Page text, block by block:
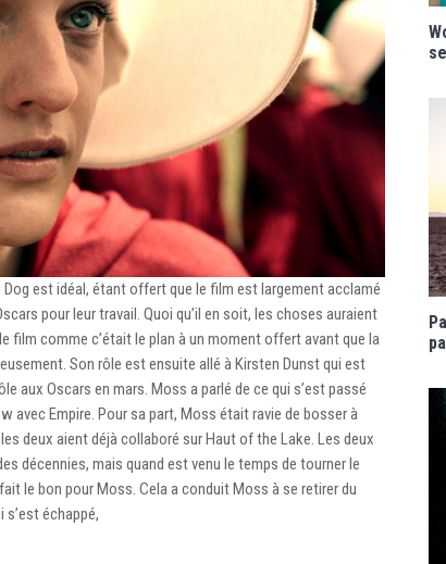
est idéal, étant offert que le film est largement acclamé
pour leur travail. Quoi qu’il en soit, les choses auraient
film comme c’était le plan à un moment offert avant que la
Son rôle est ensuite allé à Kirsten Dunst qui est
aux Oscars en mars. Moss a parlé de ce qui s’est passé
avec Empire. Pour sa part, Moss était ravie de bosser à
deux aient déjà collaboré sur Haut of the Lake. Les deux
décennies, mais quand est venu le temps de tourner le
le bon pour Moss. Cela a conduit Moss à se retirer du
échappé,